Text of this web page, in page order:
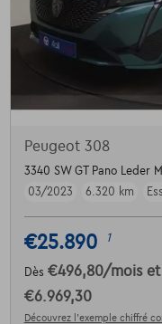
Peugeot 308
3340 SW GT Pano Leder
03/2023
6.320 km
€25.890 1
Dès €496,80/mois
€6.969,30
Découvrez l’exemple chiffré